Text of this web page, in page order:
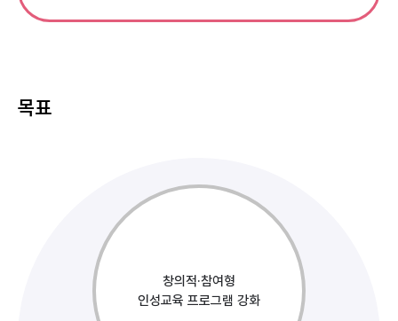
목표
창의적·참여형
인성교육 프로그램 강화